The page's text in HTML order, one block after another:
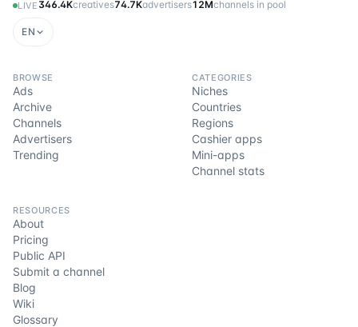
LIVE 346.4Kcreatives74.7Kadvertisers12Mchannels in pool
EN
BROWSE
Ads
Archive
Channels
Advertisers
Trending
CATEGORIES
Niches
Countries
Regions
Cashier apps
Mini-apps
Channel stats
RESOURCES
About
Pricing
Public API
Submit a channel
Blog
Wiki
Glossary